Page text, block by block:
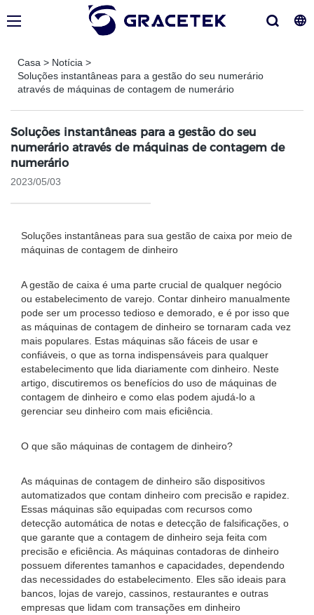
Casa > Notícia >
Soluções instantâneas para a gestão do seu numerário
através de máquinas de contagem de numerário
Soluções instantâneas para a gestão do seu
numerário através de máquinas de contagem de
numerário
2023/05/03
Soluções instantâneas para sua gestão de caixa por meio de
máquinas de contagem de dinheiro
A gestão de caixa é uma parte crucial de qualquer negócio
ou estabelecimento de varejo. Contar dinheiro manualmente
pode ser um processo tedioso e demorado, e é por isso que
as máquinas de contagem de dinheiro se tornaram cada vez
mais populares. Estas máquinas são fáceis de usar e
confiáveis, o que as torna indispensáveis ​​para qualquer
estabelecimento que lida diariamente com dinheiro. Neste
artigo, discutiremos os benefícios do uso de máquinas de
contagem de dinheiro e como elas podem ajudá-lo a
gerenciar seu dinheiro com mais eficiência.
O que são máquinas de contagem de dinheiro?
As máquinas de contagem de dinheiro são dispositivos
automatizados que contam dinheiro com precisão e rapidez.
Essas máquinas são equipadas com recursos como
detecção automática de notas e detecção de falsificações, o
que garante que a contagem de dinheiro seja feita com
precisão e eficiência. As máquinas contadoras de dinheiro
possuem diferentes tamanhos e capacidades, dependendo
das necessidades do estabelecimento. Eles são ideais para
bancos, lojas de varejo, cassinos, restaurantes e outras
empresas que lidam com transações em dinheiro